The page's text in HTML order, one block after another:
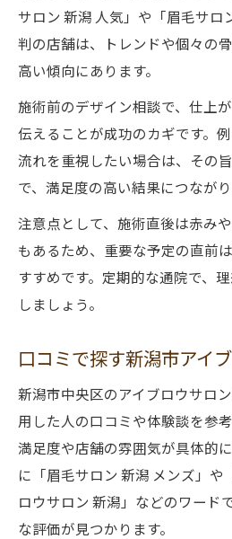
サロン 新潟 人気」や「眉毛サロ
判の店舗は、トレンドや個々の
高い傾向にあります。
施術前のデザイン相談で、仕上
伝えることが成功のカギです。
流れを重視したい場合は、その
で、満足度の高い結果につながり
注意点として、施術直後は赤み
もあるため、重要な予定の直前
すすめです。定期的な通院で、
しましょう。
口コミで探す新潟市アイ
新潟市中央区のアイブロウサロ
用した人の口コミや体験談を参
満足度や店舗の雰囲気が具体的
に「眉毛サロン 新潟 メンズ」や
ロウサロン 新潟」などのワード
な評価が見つかります。